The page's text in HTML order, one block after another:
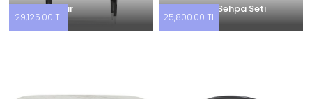
Viva Dresuar
29,125.00 TL
Delta Orta Sehpa Seti
25,800.00 TL